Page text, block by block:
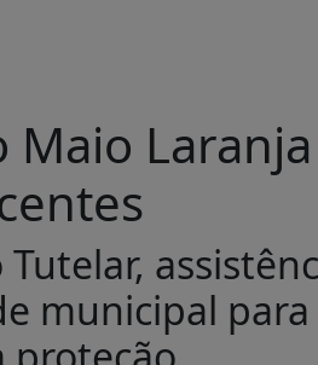
Maio Laranja
municipal para